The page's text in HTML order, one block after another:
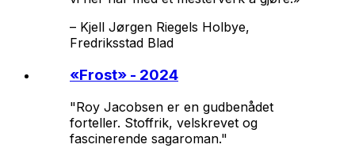
– Kjell Jørgen Riegels Holbye,
Fredriksstad Blad
«Frost» - 2024
"Roy Jacobsen er en gudbenådet
forteller. Stoffrik, velskrevet og
fascinerende sagaroman."